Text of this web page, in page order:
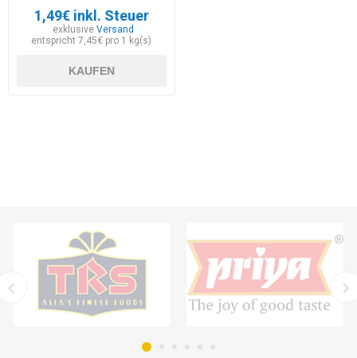
1,49€ inkl. Steuer
exklusiveVersand
entspricht 7,45€ pro 1 kg(s)
KAUFEN